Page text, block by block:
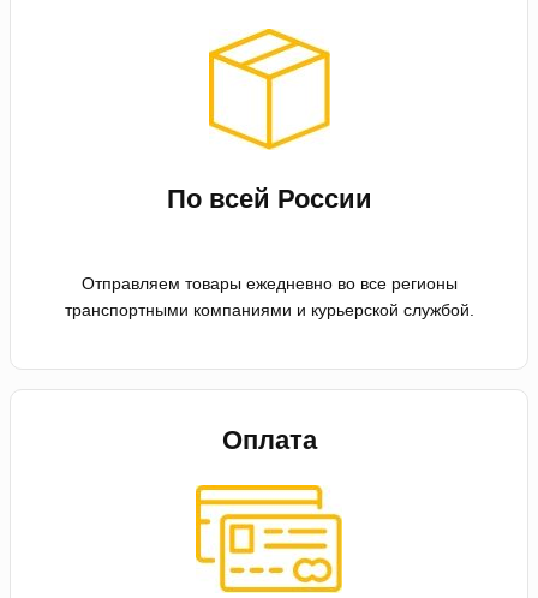
По всей России
Отправляем товары ежедневно во все регионы
транспортными компаниями и курьерской службой.
Оплата